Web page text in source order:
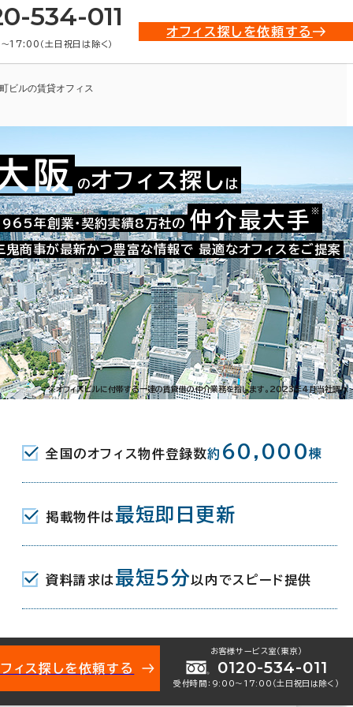
534-011
17:00（土日祝日は除く）
オフィス探しを依頼する
ビルの賃貸オフィス
お問い合わせ番号：009-03414
谷町3-2-12
(地下鉄谷町線/京阪中之島線･本線) 4番
阪 のオフィス探し は
年創業・契約実績8万社の 仲介最大手 ※
鬼商事が最新かつ豊富な情報で 最適なオフィスをご提案
※オフィスビルに付帯する一連の賃貸借の仲介業務を指します。2023年4月当社調べ
全国のオフィス物件登録数約 60,000棟
掲載物件は 最短即日更新
資料請求は 最短5分 以内でスピード提供
ィス探しを依頼する
お客様サービス室（東京）
0120-534-011
受付時間：9:00〜17:00（土日祝日は除く）